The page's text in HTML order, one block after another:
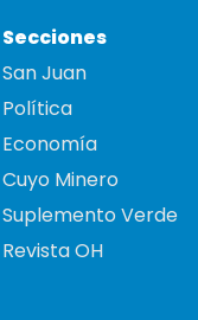
Secciones
San Juan
Política
Economía
Cuyo Minero
Suplemento Verde
Revista OH